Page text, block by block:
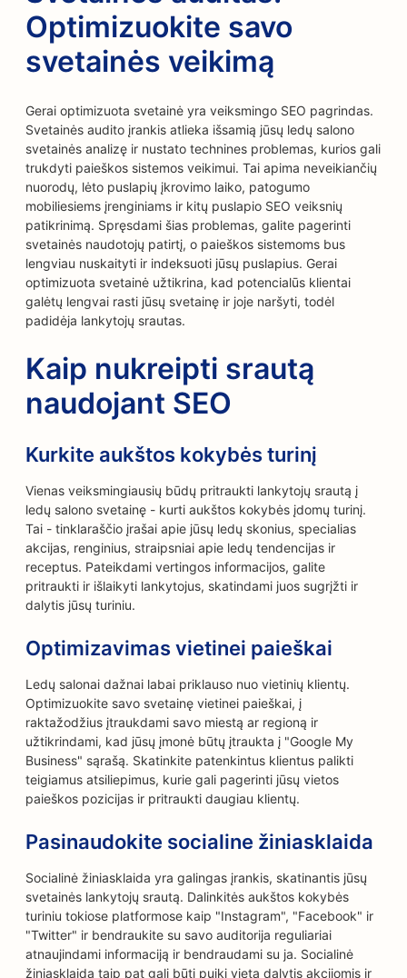
Optimizuokite savo
svetainės veikimą
Gerai optimizuota svetainė yra veiksmingo SEO pagrindas.
Svetainės audito įrankis atlieka išsamią jūsų ledų salono
svetainės analizę ir nustato technines problemas, kurios gali
trukdyti paieškos sistemos veikimui. Tai apima neveikiančių
nuorodų, lėto puslapių įkrovimo laiko, patogumo
mobiliesiems įrenginiams ir kitų puslapio SEO veiksnių
patikrinimą. Spręsdami šias problemas, galite pagerinti
svetainės naudotojų patirtį, o paieškos sistemoms bus
lengviau nuskaityti ir indeksuoti jūsų puslapius. Gerai
optimizuota svetainė užtikrina, kad potencialūs klientai
galėtų lengvai rasti jūsų svetainę ir joje naršyti, todėl
padidėja lankytojų srautas.
Kaip nukreipti srautą
naudojant SEO
Kurkite aukštos kokybės turinį
Vienas veiksmingiausių būdų pritraukti lankytojų srautą į
ledų salono svetainę - kurti aukštos kokybės įdomų turinį.
Tai - tinklaraščio įrašai apie jūsų ledų skonius, specialias
akcijas, renginius, straipsniai apie ledų tendencijas ir
receptus. Pateikdami vertingos informacijos, galite
pritraukti ir išlaikyti lankytojus, skatindami juos sugrįžti ir
dalytis jūsų turiniu.
Optimizavimas vietinei paieškai
Ledų salonai dažnai labai priklauso nuo vietinių klientų.
Optimizuokite savo svetainę vietinei paieškai, į
raktažodžius įtraukdami savo miestą ar regioną ir
užtikrindami, kad jūsų įmonė būtų įtraukta į "Google My
Business" sąrašą. Skatinkite patenkintus klientus palikti
teigiamus atsiliepimus, kurie gali pagerinti jūsų vietos
paieškos pozicijas ir pritraukti daugiau klientų.
Pasinaudokite socialine žiniasklaida
Socialinė žiniasklaida yra galingas įrankis, skatinantis jūsų
svetainės lankytojų srautą. Dalinkitės aukštos kokybės
turiniu tokiose platformose kaip "Instagram", "Facebook" ir
"Twitter" ir bendraukite su savo auditorija reguliariai
atnaujindami informaciją ir bendraudami su ja. Socialinė
žiniasklaida taip pat gali būti puiki vieta dalytis akcijomis ir